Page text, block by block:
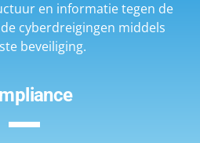
en informatie tegen de
cyberdreigingen middels
beveiliging.